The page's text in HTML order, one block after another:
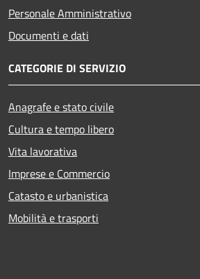
Personale Amministrativo
Documenti e dati
CATEGORIE DI SERVIZIO
Anagrafe e stato civile
Cultura e tempo libero
Vita lavorativa
Imprese e Commercio
Catasto e urbanistica
Mobilità e trasporti